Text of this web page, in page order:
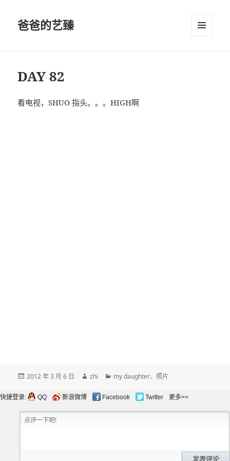
爸爸的艺臻
DAY 82
看电视，SHUO 指头。。。HIGH啊
发
于
2012 年 3 月 6 日
作
zhi
分
my daughter、 照片
快捷登录: QQ 新浪微博 Facebook Twitter 更多>>
发表评论